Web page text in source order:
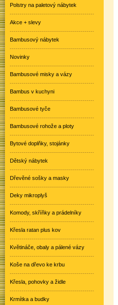
Polstry na paletový nábytek
Akce + slevy
Bambusový nábytek
Novinky
Bambusové misky a vázy
Bambus v kuchyni
Bambusové tyče
Bambusové rohože a ploty
Bytové doplňky, stojánky
Dětský nábytek
Dřevěné sošky a masky
Deky mikroplyš
Komody, skříňky a prádelníky
Křesla ratan plus kov
Květináče, obaly a pálené vázy
Koše na dřevo ke krbu
Křesla, pohovky a židle
Krmítka a budky